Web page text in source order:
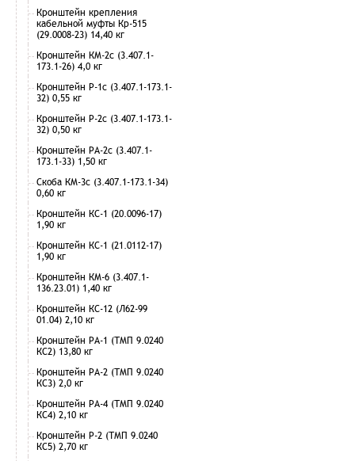
Кронштейн крепления
кабельной муфты Кр-515
(29.0008-23) 14,40 кг
Кронштейн КМ-2с (3.407.1-
173.1-26) 4,0 кг
Кронштейн Р-1с (3.407.1-173.1-
32) 0,55 кг
Кронштейн Р-2с (3.407.1-173.1-
32) 0,50 кг
Кронштейн РА-2с (3.407.1-
173.1-33) 1,50 кг
Скоба КМ-3с (3.407.1-173.1-34)
0,60 кг
Кронштейн КС-1 (20.0096-17)
1,90 кг
Кронштейн КС-1 (21.0112-17)
1,90 кг
Кронштейн КМ-6 (3.407.1-
136.23.01) 1,40 кг
Кронштейн КС-12 (Л62-99
01.04) 2,10 кг
Кронштейн РА-1 (ТМП 9.0240
КС2) 13,80 кг
Кронштейн РА-2 (ТМП 9.0240
КС3) 2,0 кг
Кронштейн РА-4 (ТМП 9.0240
КС4) 2,10 кг
Кронштейн Р-2 (ТМП 9.0240
КС5) 2,70 кг